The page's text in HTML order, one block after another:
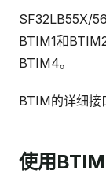
SF32LB55X/
BTIM1和
BTIM4。
BTIM的详细接
使用BTIM